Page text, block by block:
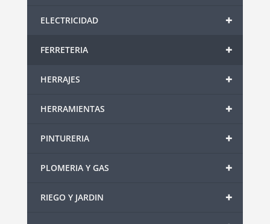
+
ELECTRICIDAD
+
FERRETERIA
+
HERRAJES
+
HERRAMIENTAS
+
PINTURERIA
+
PLOMERIA Y GAS
+
RIEGO Y JARDIN